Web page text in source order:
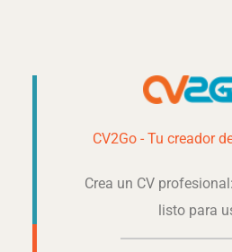
CV2Go - Tu creador
Crea un CV
listo para